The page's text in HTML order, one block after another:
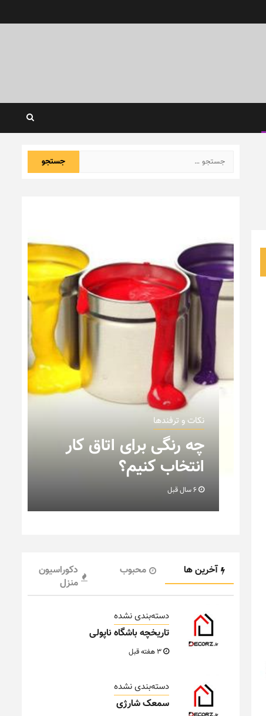
جستجو
برای:
نکات و ترفندها
چه رنگی برای اتاق کار
انتخاب کنیم؟
آخرین ها محبوب
دکوراسیون
منزل
دسته‌بندی نشده
تاریخچه باشگاه ناپولی
دسته‌بندی نشده
سمعک شارژی